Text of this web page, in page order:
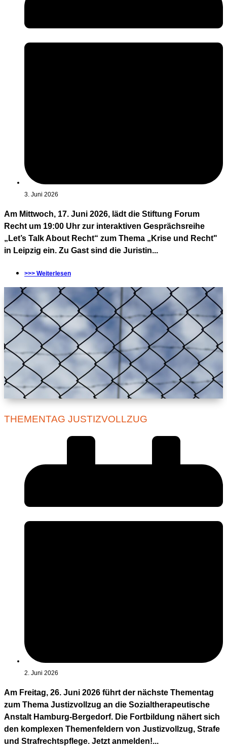
3. Juni 2026
Am Mittwoch, 17. Juni 2026, lädt die Stiftung Forum
Recht um 19:00 Uhr zur interaktiven Gesprächsreihe
„Let’s Talk About Recht“ zum Thema „Krise und Recht"
in Leipzig ein. Zu Gast sind die Juristin...
>>> Weiterlesen
THEMENTAG JUSTIZVOLLZUG
2. Juni 2026
Am Freitag, 26. Juni 2026 führt der nächste Thementag
zum Thema Justizvollzug an die Sozialtherapeutische
Anstalt Hamburg-Bergedorf. Die Fortbildung nähert sich
den komplexen Themenfeldern von Justizvollzug, Strafe
und Strafrechtspflege. Jetzt anmelden!...